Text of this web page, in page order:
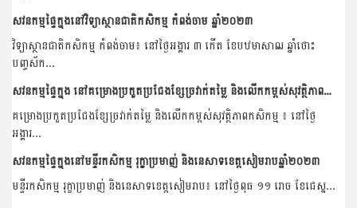
សវនកម្មផ្ទៃក្នុងនៅវិទ្យាស្ថានជាតិកសិកម្ម កំពង់ចាម ឆ្នាំ២០២៣
វិទ្យាស្ថានជាតិកសិកម្ម កំពង់ចាម៖ នៅថ្ងៃអង្គារ ៣ កើត ខែបឋមាសាឍ ឆ្នាំថោះ
បញ្ចស័ក...
សវនកម្មផ្ទៃក្នុង នៅគម្រោងប្រកួតប្រជែងខ្សែច្រវាក់តម្លៃ និងលើកកម្ពស់សុវត្ថិភាពកសិកម្ម ឆ្នាំ២០២៣
គម្រោងប្រកួតប្រជែងខ្សែច្រវាក់តម្លៃ និងលើកកម្ពស់សុវត្ថិភាពកសិកម្ម ៖ នៅថ្ងៃ
អង្គារ...
សវនកម្មផ្ទៃក្នុងនៅមន្ទីរកសិកម្ម រុក្ខាប្រមាញ់ និងនេសាទខេត្តសៀមរាបឆ្នាំ២០២៣
មន្ទីរកសិកម្ម រុក្ខាប្រមាញ់ និងនេសាទខេត្តសៀមរាប៖ នៅថ្ងៃពុធ ១១ រោច ខែជេស្ឋ...